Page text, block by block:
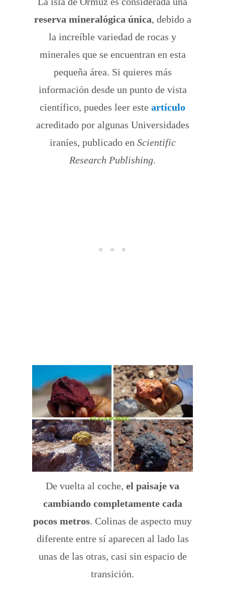
reserva mineralógica única, debido a
la increíble variedad de rocas y
minerales que se encuentran en esta
pequeña área. Si quieres más
información desde un punto de vista
científico, puedes leer este artículo
acreditado por algunas Universidades
iraníes, publicado en Scientific
Research Publishing.
De vuelta al coche, el paisaje va
cambiando completamente cada
pocos metros. Colinas de aspecto muy
diferente entre sí aparecen al lado las
unas de las otras, casi sin espacio de
transición.